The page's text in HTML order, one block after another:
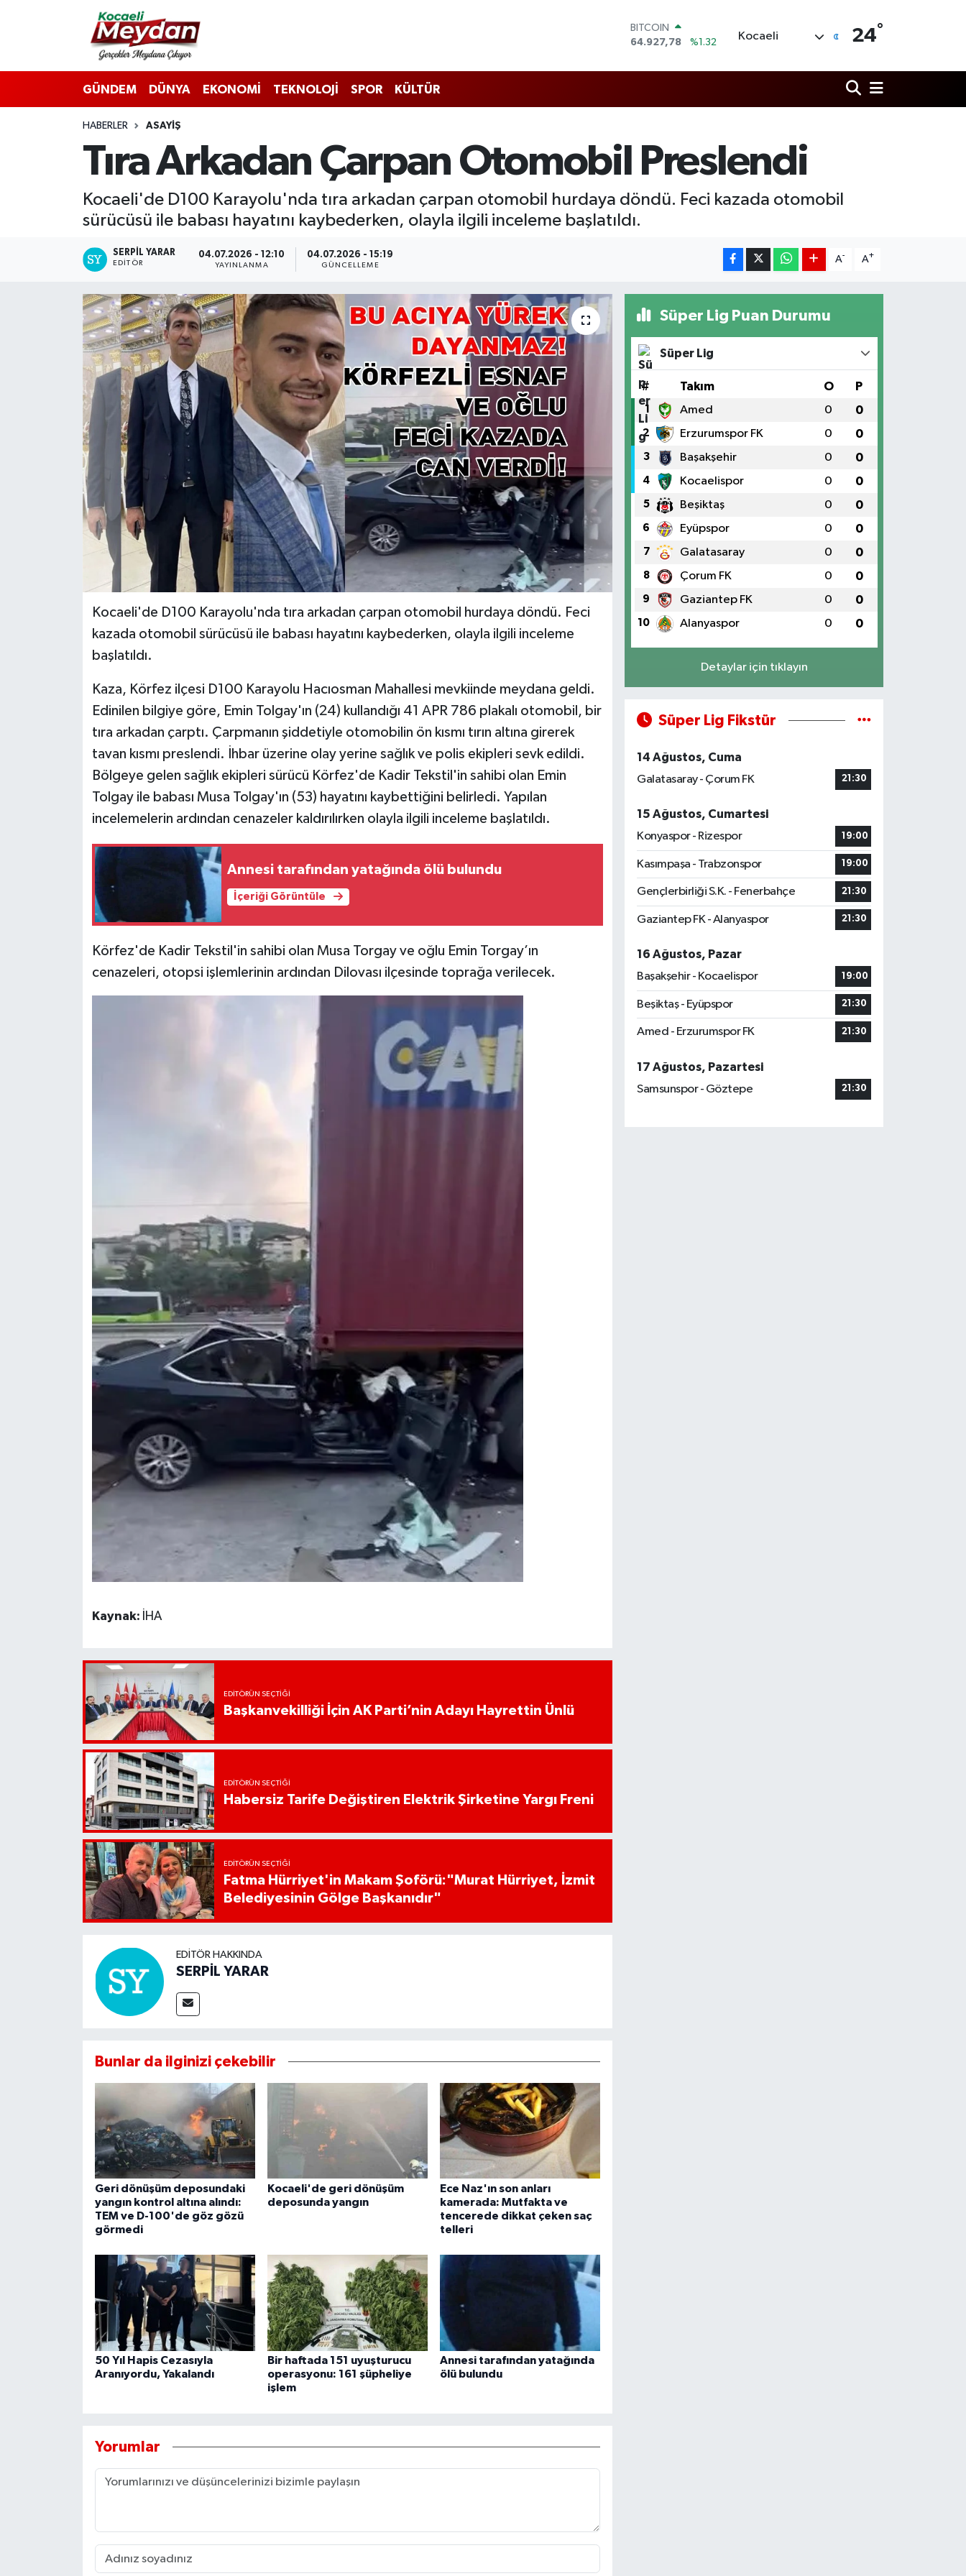
DOLAR
47,5894
%0.08
55,0398
%-0.02
BİST100
13.703
%11
Kocaeli 24°
GÜNDEM DÜNYA EKONOMİ TEKNOLOJİ SPOR KÜLTÜR
HABERLER ASAYIŞ
Tıra Arkadan Çarpan Otomobil Preslendi
Kocaeli'de D100 Karayolu'nda tıra arkadan çarpan otomobil hurdaya döndü. Feci kazada otomobil
sürücüsü ile babası hayatını kaybederken, olayla ilgili inceleme başlatıldı.
SERPİL YARAR
EDITÖR
04.07.2026 - 12:10
YAYINLANMA
04.07.2026 - 15:19
GÜNCELLEME
A- A+
Kocaeli'de D100 Karayolu'nda tıra arkadan çarpan otomobil hurdaya döndü. Feci
kazada otomobil sürücüsü ile babası hayatını kaybederken, olayla ilgili inceleme
başlatıldı.
Kaza, Körfez ilçesi D100 Karayolu Hacıosman Mahallesi mevkiinde meydana geldi.
Edinilen bilgiye göre, Emin Tolgay'ın (24) kullandığı 41 APR 786 plakalı otomobil, bir
tıra arkadan çarptı. Çarpmanın şiddetiyle otomobilin ön kısmı tırın altına girerek
tavan kısmı preslendi. İhbar üzerine olay yerine sağlık ve polis ekipleri sevk edildi.
Bölgeye gelen sağlık ekipleri sürücü Körfez'de Kadir Tekstil'in sahibi olan Emin
Tolgay ile babası Musa Tolgay'ın (53) hayatını kaybettiğini belirledi. Yapılan
incelemelerin ardından cenazeler kaldırılırken olayla ilgili inceleme başlatıldı.
Annesi tarafından yatağında ölü bulundu
İçeriği Görüntüle
Körfez'de Kadir Tekstil'in sahibi olan Musa Torgay ve oğlu Emin Torgay’ın
cenazeleri, otopsi işlemlerinin ardından Dilovası ilçesinde toprağa verilecek.
Kaynak: İHA
EDITÖRÜN SEÇTIĞI
Başkanvekilliği İçin AK Parti’nin Adayı Hayrettin Ünlü
EDITÖRÜN SEÇTIĞI
Habersiz Tarife Değiştiren Elektrik Şirketine Yargı Freni
EDITÖRÜN SEÇTIĞI
Fatma Hürriyet'in Makam Şoförü:"Murat Hürriyet, İzmit
Belediyesinin Gölge Başkanıdır"
EDITÖR HAKKINDA
SERPİL YARAR
Bunlar da ilginizi çekebilir
Geri dönüşüm deposundaki
yangın kontrol altına alındı:
TEM ve D-100'de göz gözü
görmedi
Kocaeli'de geri dönüşüm
deposunda yangın
Ece Naz'ın son anları
kamerada: Mutfakta ve
tencerede dikkat çeken saç
telleri
50 Yıl Hapis Cezasıyla
Aranıyordu, Yakalandı
Bir haftada 151 uyuşturucu
operasyonu: 161 şüpheliye
işlem
Annesi tarafından yatağında
ölü bulundu
Yorumlar
Süper Lig Puan Durumu
Süper Lig
# Takım O P
1 Amed 0 0
2 Erzurumspor FK 0 0
3 Başakşehir 0 0
4 Kocaelispor 0 0
5 Beşiktaş 0 0
6 Eyüpspor 0 0
7 Galatasaray 0 0
8 Çorum FK 0 0
9 Gaziantep FK 0 0
10 Alanyaspor 0 0
Detaylar için tıklayın
Süper Lig Fikstür
14 Ağustos, Cuma
Galatasaray - Çorum FK
21:30
15 Ağustos, Cumartesi
Konyaspor - Rizespor
19:00
Kasımpaşa - Trabzonspor 19:00
Gençlerbirliği S.K. - Fenerbahçe 21:30
Gaziantep FK - Alanyaspor 21:30
16 Ağustos, Pazar
Başakşehir - Kocaelispor
19:00
Beşiktaş - Eyüpspor 21:30
Amed - Erzurumspor FK 21:30
17 Ağustos, Pazartesi
Samsunspor - Göztepe
21:30
Nöbetçi Eczaneler
Hava Durumu
Trafik Durumu
Süper Lig Puan Durumu ve Fikstür
Tüm Manşetler
Haber Arşivi